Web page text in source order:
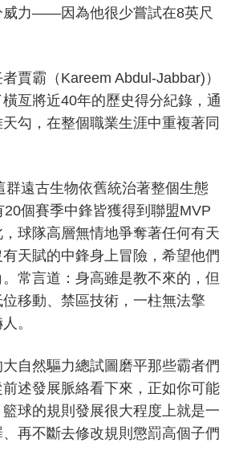
威力——因為他很少嘗試在8英尺
賈霸（Kareem Abdul-Jabbar)）
亙將近40年的歷史得分紀錄，通
勾，在整個職業生涯中重複著同
群遠古生物依舊統治著整個生態
個賽季中鋒皆獲得到聯盟MVP
球隊高層無情地爭奪著任何有天
天賦的中鋒身上冒險，希望他們
常言道：身高雖是教不來的，但
移動、禁區技術，一柱無法擎
。
自然驅力總試圖磨平那些霸者們
述發展脈絡看下來，正如你可能
球的規則發展很大程度上就是一
再不斷去修改規則懲罰高個子們